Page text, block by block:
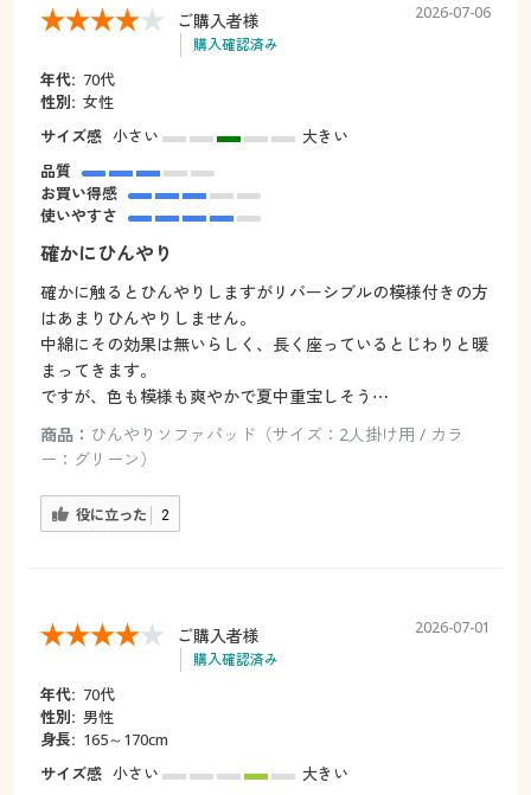
ご購入者様
購入確認済み
2026-07-06
年代: 70代
性別: 女性
サイズ感 小さい
大きい
品質
お買い得感
使いやすさ
確かにひんやり
確かに触るとひんやりしますがリバーシブルの模様付きの方
はあまりひんやりしません。
中綿にその効果は無いらしく、長く座っているとじわりと暖
まってきます。
ですが、色も模様も爽やかで夏中重宝しそう⋯
商品： ひんやりソファパッド（サイズ：2人掛け用 / カラ
ー：グリーン）
役に立った 2
ご購入者様
購入確認済み
2026-07-01
年代: 70代
性別: 男性
身長: 165～170cm
サイズ感 小さい
大きい